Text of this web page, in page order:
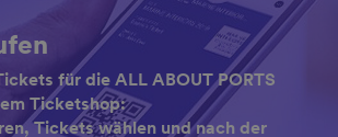
für die ALL ABOUT PORTS
Ticketshop:
Tickets wählen und nach der